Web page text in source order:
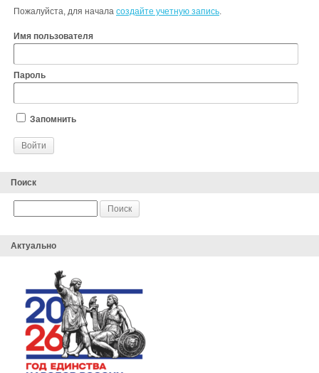
Пожалуйста, для начала создайте учетную запись.
Имя пользователя
Пароль
Запомнить
Поиск
Актуально